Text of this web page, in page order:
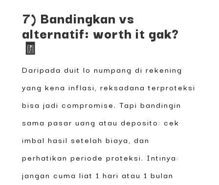
7) Bandingkan vs
alternatif: worth it gak?
🧾
Daripada duit lo numpang di rekening
yang kena inflasi, reksadana terproteksi
bisa jadi compromise. Tapi bandingin
sama pasar uang atau deposito: cek
imbal hasil setelah biaya, dan
perhatikan periode proteksi. Intinya:
jangan cuma liat 1 hari atau 1 bulan